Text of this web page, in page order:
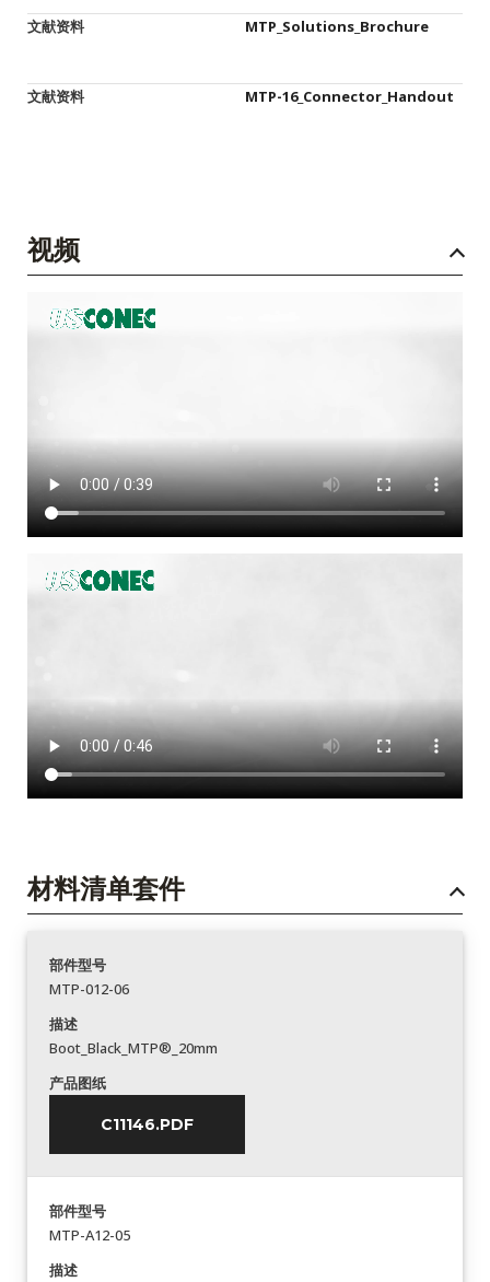
文献资料 MTP_Solutions_Brochure
文献资料 MTP-16_Connector_Handout
视频
材料清单套件
部件型号
MTP-012-06
描述
Boot_Black_MTP®_20mm
产品图纸
C11146.PDF
部件型号
MTP-A12-05
描述